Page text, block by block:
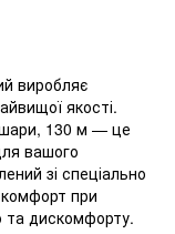
виробляє
якості.
шари, 130 м — це
вашого
зі спеціально
комфорт при
та дискомфорту.